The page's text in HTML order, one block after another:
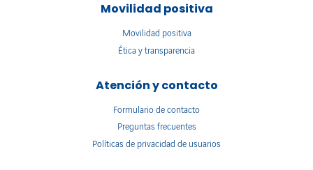
Movilidad positiva
Movilidad positiva
Ética y transparencia
Atención y contacto
Formulario de contacto
Preguntas frecuentes
Políticas de privacidad de usuarios